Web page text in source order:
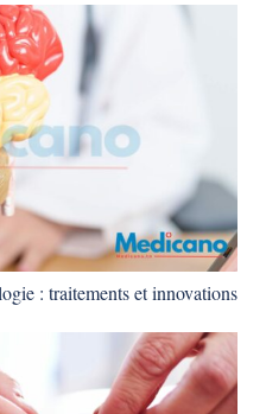
: traitements et innovations